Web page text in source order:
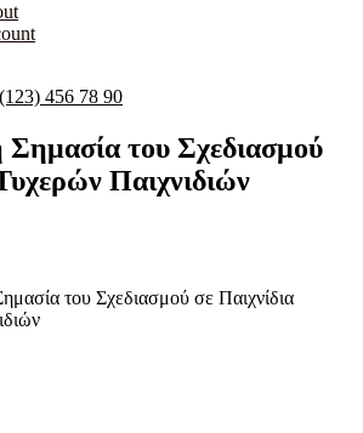
456 78 90
του Σχεδιασμού
Παιχνιδιών
του Σχεδιασμού σε Παιχνίδια